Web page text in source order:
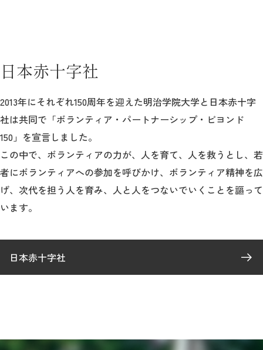
（外部サイト）
アクセス
キャンパス
取材・撮影 資料請求
日本赤十字社
2013年にそれぞれ150周年を迎えた明治学院大学と日本赤十字
社は共同で「ボランティア・パートナーシップ・ビヨンド
150」を宣言しました。
この中で、ボランティアの力が、人を育て、人を救うとし、若
者にボランティアへの参加を呼びかけ、ボランティア精神を広
げ、次代を担う人を育み、人と人をつないでいくことを謳って
います。
日本赤十字社